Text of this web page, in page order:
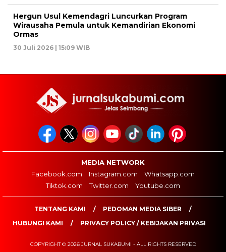
Hergun Usul Kemendagri Luncurkan Program
Wirausaha Pemula untuk Kemandirian Ekonomi
Ormas
30 Juli 2026 | 15:09 WIB
MEDIA NETWORK
Facebook.com
Instagram.com
Whatsapp.com
Tiktok.com
Twitter.com Youtube.com
TENTANG KAMI
PEDOMAN MEDIA SIBER
HUBUNGI KAMI
PRIVACY POLICY / KEBIJAKAN PRIVASI
COPYRIGHT © 2026 JURNAL SUKABUMI - ALL RIGHTS RESERVED